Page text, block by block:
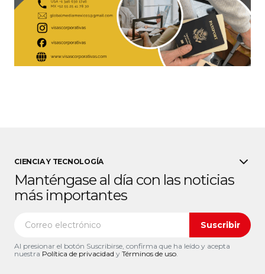
CIENCIA Y TECNOLOGÍA
Manténgase al día con las noticias
más importantes
Suscribir
Al presionar el botón Suscribirse, confirma que ha leído y acepta
nuestra Política de privacidad y Términos de uso.